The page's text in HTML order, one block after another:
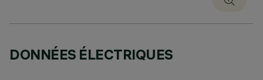
DONNÉES ÉLECTRIQUES